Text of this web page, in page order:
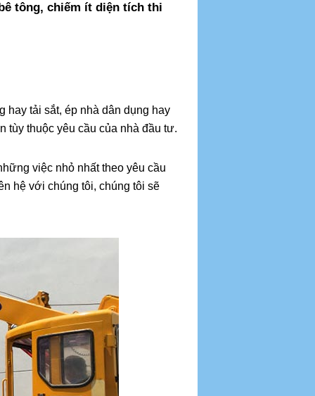
tông, chiếm ít diện tích thi
hay tải sắt, ép nhà dân dụng hay
tùy thuộc yêu cầu của nhà đầu tư.
việc nhỏ nhất theo yêu cầu
hệ với chúng tôi, chúng tôi sẽ